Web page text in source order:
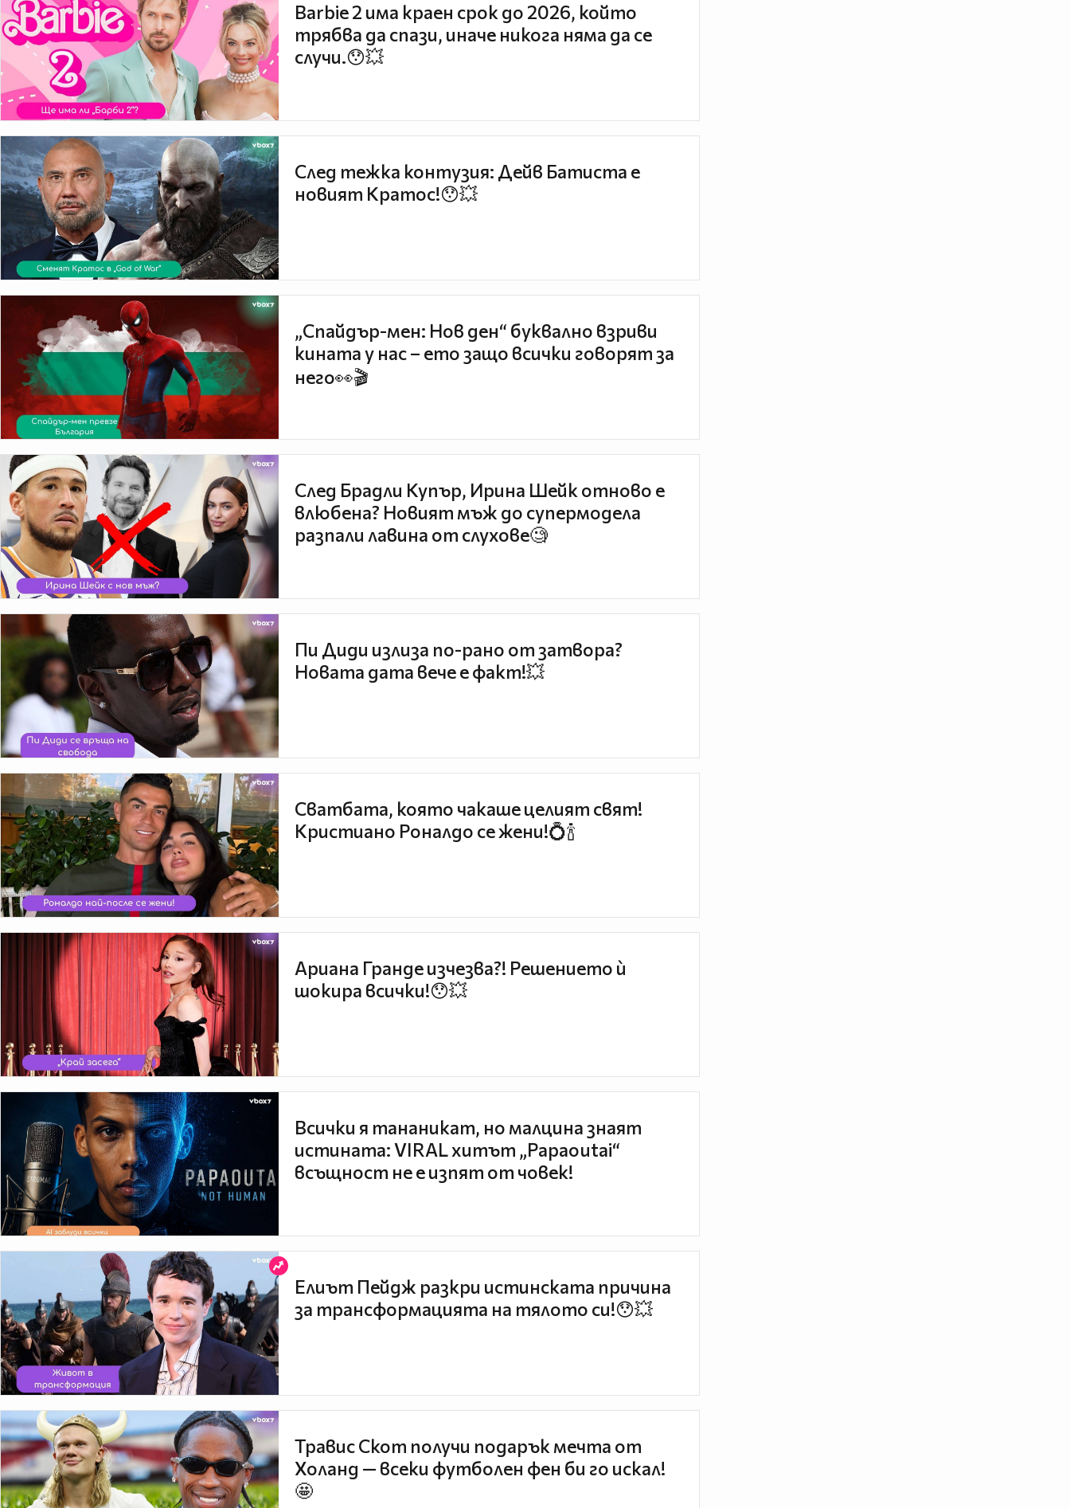
Barbie 2 има краен срок до 2026, който
трябва да спази, иначе никога няма да се
случи.😯💥
След тежка контузия: Дейв Батиста е
новият Кратос!😯💥
„Спайдър-мен: Нов ден“ буквално взриви
кината у нас – ето защо всички говорят за
него👀🎬
След Брадли Купър, Ирина Шейк отново е
влюбена? Новият мъж до супермодела
разпали лавина от слухове🧐
Пи Диди излиза по-рано от затвора?
Новата дата вече е факт!💥
Сватбата, която чакаше целият свят!
Кристиано Роналдо се жени!💍🍾
Ариана Гранде изчезва?! Решението ѝ
шокира всички!😯💥
Всички я тананикат, но малцина знаят
истината: VIRAL хитът „Papaoutai“
всъщност не е изпят от човек!
Елиът Пейдж разкри истинската причина
за трансформацията на тялото си!😯💥
Травис Скот получи подарък мечта от
Холанд — всеки футболен фен би го искал!
🤩